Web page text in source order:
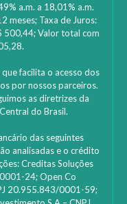
a.m. a 18,01% a.m.
meses; Taxa de Juros:
500,44; Valor total com
facilita o acesso dos
por nossos parceiros.
as diretrizes da
do Brasil.
das seguintes
analisadas e o crédito
‎Creditas Soluções
24; Open Co
20.955.843/0001-59;